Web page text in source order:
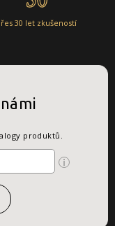
30 let zkušeností
produktů.